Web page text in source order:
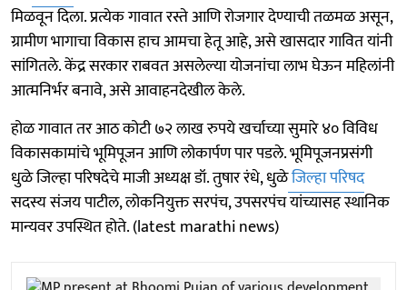
मिळवून दिला. प्रत्येक गावात रस्ते आणि रोजगार देण्याची तळमळ असून,
ग्रामीण भागाचा विकास हाच आमचा हेतू आहे, असे खासदार गावित यांनी
सांगितले. केंद्र सरकार राबवत असलेल्या योजनांचा लाभ घेऊन महिलांनी
आत्मनिर्भर बनावे, असे आवाहनदेखील केले.
होळ गावात तर आठ कोटी ७२ लाख रुपये खर्चाच्या सुमारे ४० विविध
विकासकामांचे भूमिपूजन आणि लोकार्पण पार पडले. भूमिपूजनप्रसंगी
धुळे जिल्हा परिषदेचे माजी अध्यक्ष डॉ. तुषार रंधे, धुळेजिल्हा परिषद
सदस्य संजय पाटील, लोकनियुक्त सरपंच, उपसरपंच यांच्यासह स्थानिक
मान्यवर उपस्थित होते. (latest marathi news)